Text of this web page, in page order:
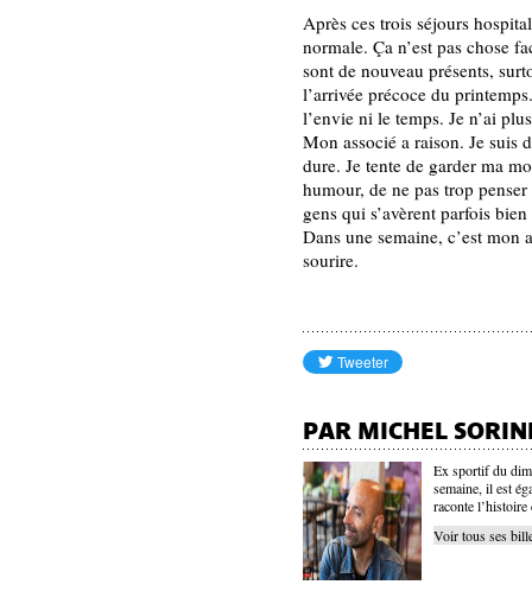
Après ces trois séjours
normale. Ça n’est pas chose
sont de nouveau présents,
l’arrivée précoce du
l’envie ni le temps. Je n’ai
Mon associé a raison. Je suis
dure. Je tente de garder ma
humour, de ne pas trop
gens qui s’avèrent parfois
Dans une semaine, c’est mon
sourire.
PAR MICHEL
Ex sportif du
semaine, il est
raconte
Voir tous ses